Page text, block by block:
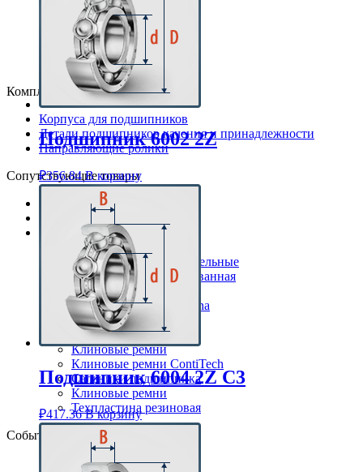
6305
6306
6307
6308
6309
Комплектующие
Корпуса для подшипников
Детали подшипников качения и принадлежности
Направляющие ролики
Сопутствующие товары
Смазки Loctite
Резинотехнические изделия
Уплотнения
Кольца уплотнительные
Манжета армированная
Стопорные кольца
Клиновые ремни Rubena
Обернутые
Резаные
Клиновые ремни
Клиновые ремни ContiTech
Сальники подшипника
Клиновые ремни
Техпластина резиновая
События
Подшипник 6002 2Z
₽356.84 В корзину
Подшипник 6004 2Z C3
₽417.36 В корзину